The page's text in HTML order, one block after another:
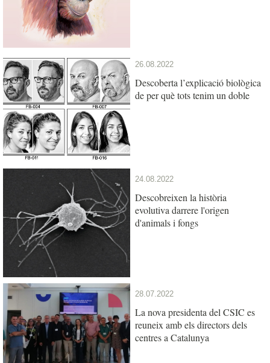
26.08.2022
Descoberta l’explicació biològica
de per què tots tenim un doble
24.08.2022
Descobreixen la història
evolutiva darrere l'origen
d'animals i fongs
28.07.2022
La nova presidenta del CSIC es
reuneix amb els directors dels
centres a Catalunya